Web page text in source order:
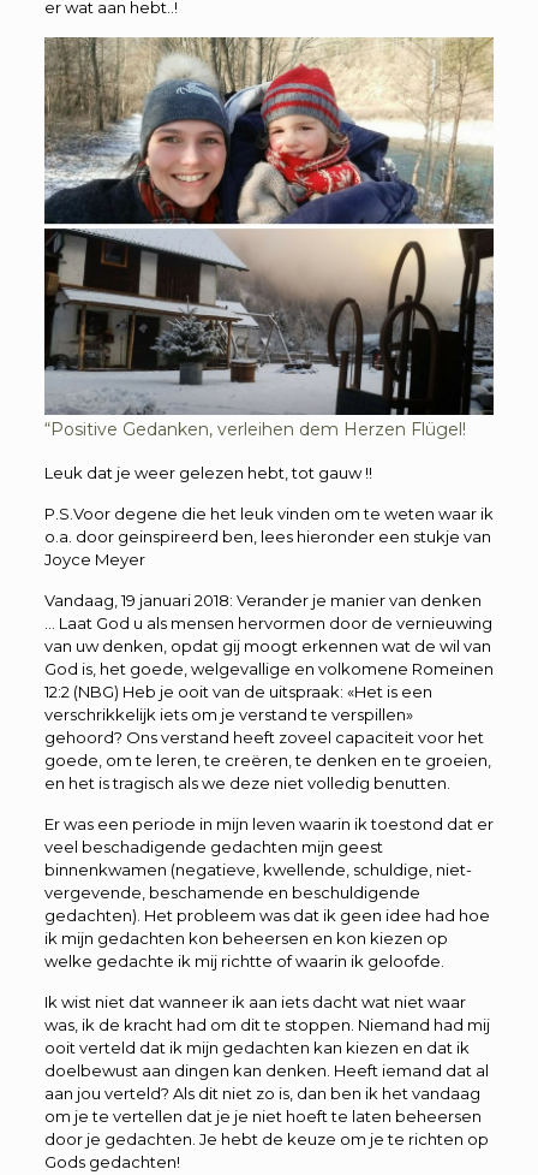
er wat aan hebt..!
“Positive Gedanken, verleihen dem Herzen Flügel!
Leuk dat je weer gelezen hebt, tot gauw !!
P.S.Voor degene die het leuk vinden om te weten waar ik
o.a. door geinspireerd ben, lees hieronder een stukje van
Joyce Meyer
Vandaag, 19 januari 2018: Verander je manier van denken
… Laat God u als mensen hervormen door de vernieuwing
van uw denken, opdat gij moogt erkennen wat de wil van
God is, het goede, welgevallige en volkomene Romeinen
12:2 (NBG) Heb je ooit van de uitspraak: «Het is een
verschrikkelijk iets om je verstand te verspillen»
gehoord? Ons verstand heeft zoveel capaciteit voor het
goede, om te leren, te creëren, te denken en te groeien,
en het is tragisch als we deze niet volledig benutten.
Er was een periode in mijn leven waarin ik toestond dat er
veel beschadigende gedachten mijn geest
binnenkwamen (negatieve, kwellende, schuldige, niet-
vergevende, beschamende en beschuldigende
gedachten). Het probleem was dat ik geen idee had hoe
ik mijn gedachten kon beheersen en kon kiezen op
welke gedachte ik mij richtte of waarin ik geloofde.
Ik wist niet dat wanneer ik aan iets dacht wat niet waar
was, ik de kracht had om dit te stoppen. Niemand had mij
ooit verteld dat ik mijn gedachten kan kiezen en dat ik
doelbewust aan dingen kan denken. Heeft iemand dat al
aan jou verteld? Als dit niet zo is, dan ben ik het vandaag
om je te vertellen dat je je niet hoeft te laten beheersen
door je gedachten. Je hebt de keuze om je te richten op
Gods gedachten!